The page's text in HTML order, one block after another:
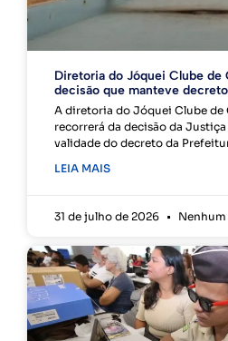
Diretoria do Jóquei Clube de
decisão que manteve
A diretoria do Jóquei Clube de
recorrerá da decisão da
validade do decreto da
LEIA MAIS
31 de julho de 2026